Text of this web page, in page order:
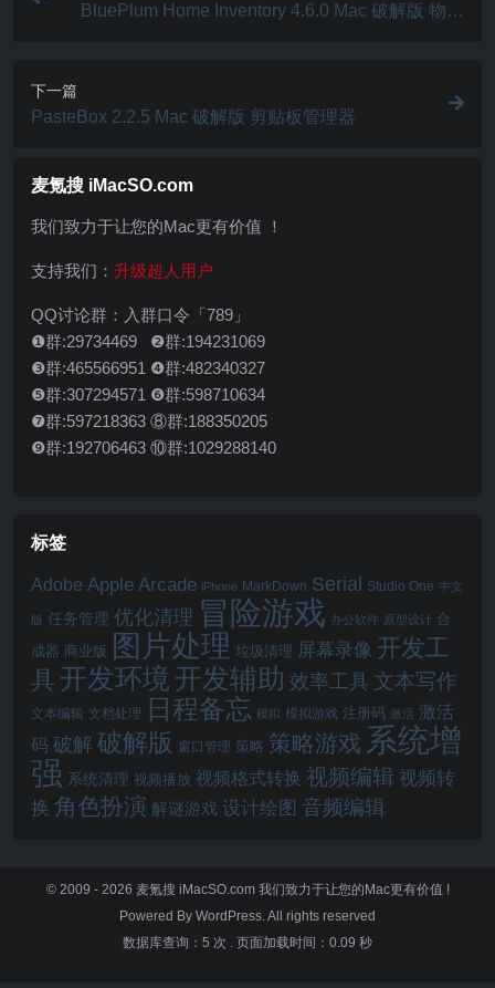
BluePlum Home Inventory 4.6.0 Mac 破解版 物品
下一篇
PasteBox 2.2.5 Mac 破解版 剪贴板管理器
麦氪搜 iMacSO.com
我们致力于让您的Mac更有价值 ！
支持我们： 升级超人用户
QQ讨论群：入群口令「789」
❶群:29734469 ❷群:194231069
❸群:465566951 ❹群:482340327
❺群:307294571 ❻群:598710634
❼群:597218363 ⑧群:188350205
❾群:192706463 ⑩群:1029288140
标签
Adobe Apple Arcade iPhone MarkDown Serial Studio One 中文
版 任务管理 优化清理 冒险游戏 办公软件 原型设计 合
成器 商业版 图片处理 垃圾清理 屏幕录像 开发工
具 开发环境 开发辅助 效率工具 文本写作
文本编辑 文档处理 日程备忘 模拟 模拟游戏 注册码 激活 激活
码 破解 破解版 窗口管理 策略 策略游戏 系统增
强 系统清理 视频播放 视频格式转换 视频编辑 视频转
换 角色扮演 解谜游戏 设计绘图 音频编辑
© 2009 - 2026 麦氪搜 iMacSO.com 我们致力于让您的Mac更有价值 !
Powered By WordPress. All rights reserved
数据库查询：5 次 . 页面加载时间：0.09 秒